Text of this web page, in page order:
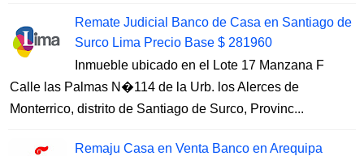
Remate Judicial Banco de Casa en Santiago de
Surco Lima Precio Base $ 281960
Inmueble ubicado en el Lote 17 Manzana F
Calle las Palmas N�114 de la Urb. los Alerces de
Monterrico, distrito de Santiago de Surco, Provinc...
Remaju Casa en Venta Banco en Arequipa